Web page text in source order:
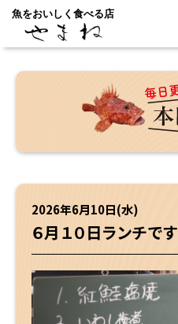
魚をおいしく食べる店
2026年6月10日(水)
６月１０日ランチです